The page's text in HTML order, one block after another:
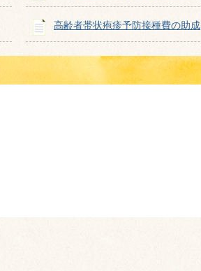
高齢者帯状疱疹予防接種費の助成